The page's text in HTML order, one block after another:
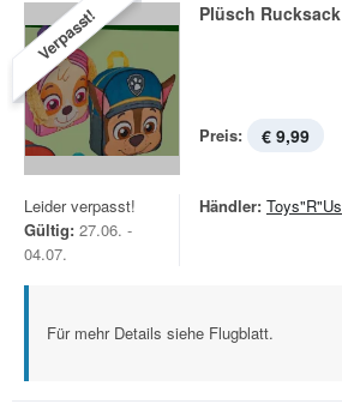
Verpasst! Plüsch Rucksack
Preis: € 9,99
Leider verpasst!
Gültig: 27.06. -
04.07.
Händler: Toys"R"Us
Für mehr Details siehe Flugblatt.